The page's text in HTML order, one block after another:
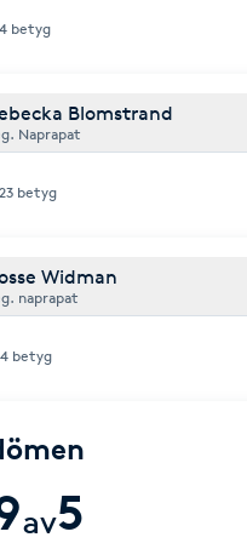
betyg
Blomstrand
Leg. Naprapat
betyg
Widman
Leg. naprapat
betyg
av5